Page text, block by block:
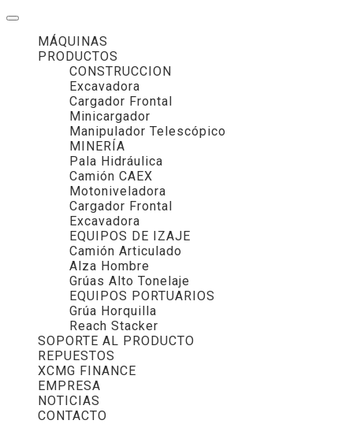
MÁQUINAS
PRODUCTOS
CONSTRUCCION
Excavadora
Cargador Frontal
Minicargador
Manipulador Telescópico
MINERÍA
Pala Hidráulica
Camión CAEX
Motoniveladora
Cargador Frontal
Excavadora
EQUIPOS DE IZAJE
Camión Articulado
Alza Hombre
Grúas Alto Tonelaje
EQUIPOS PORTUARIOS
Grúa Horquilla
Reach Stacker
SOPORTE AL PRODUCTO
REPUESTOS
XCMG FINANCE
EMPRESA
NOTICIAS
CONTACTO